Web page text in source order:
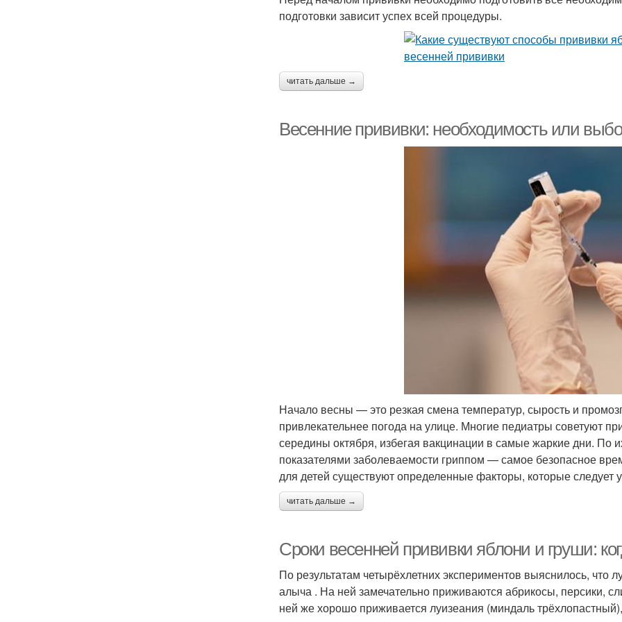
подготовки зависит успех всей процедуры.
читать дальше →
Весенние прививки: необходимость или
Начало весны — это резкая смена температур, сырость и
привлекательнее погода на улице. Многие педиатры советуют
середины октября, избегая вакцинации в самые жаркие дни.
показателями заболеваемости гриппом — самое безопасное
для детей существуют определенные факторы, которые следует
читать дальше →
Сроки весенней прививки яблони и груши:
По результатам четырёхлетних экспериментов выяснилось,
алыча . На ней замечательно приживаются абрикосы, персики,
ней же хорошо приживается луизеания (миндаль